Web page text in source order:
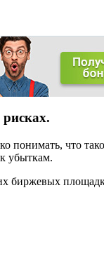
что
убыткам.
биржевых